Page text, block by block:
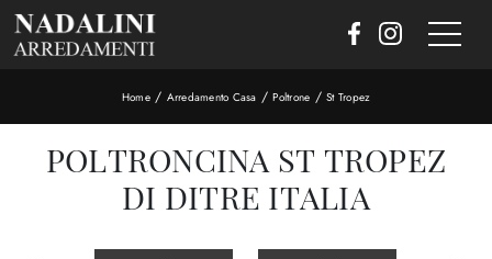
Home/ Arredamento Casa /Poltrone / St Tropez
POLTRONCINA ST TROPEZ
DI DITRE ITALIA